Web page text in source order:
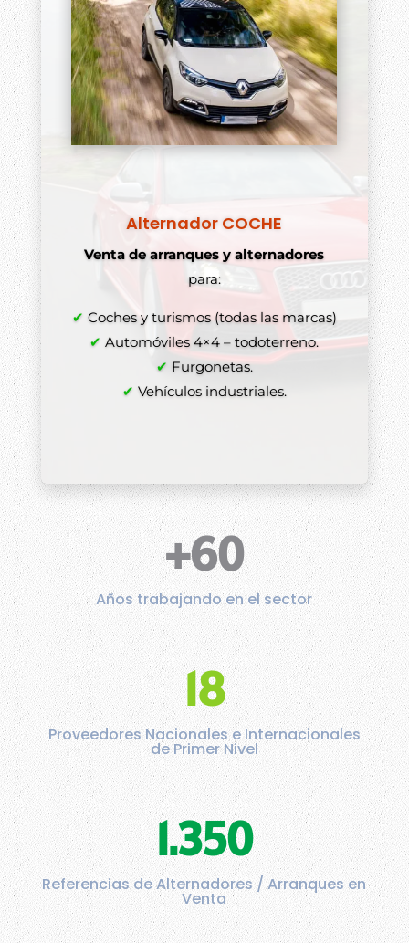
Alternador COCHE
Venta de arranques y alternadores
para:
✔ Coches y turismos (todas las marcas)
✔ Automóviles 4×4 – todoterreno.
✔ Furgonetas.
✔ Vehículos industriales.
+60
Años trabajando en el sector
18
Proveedores Nacionales e Internacionales
de Primer Nivel
1.350
Referencias de Alternadores / Arranques en
Venta